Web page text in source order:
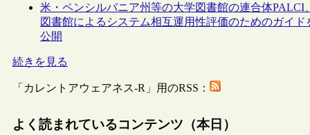
米・ペンシルバニア州等の大学図書館の連合体PALCI、
図書館によるシステム相互運用性評価のためのガイド
公開
続きを見る
「カレントアウェアネス-R」用のRSS：
よく読まれているコンテンツ（本日）